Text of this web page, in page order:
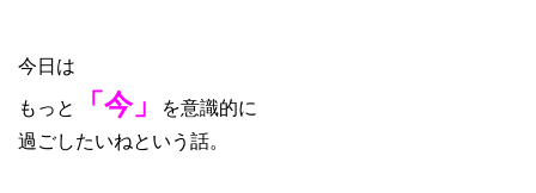
今日は
もっと
「今」
を意識的に
過ごしたいねという話。